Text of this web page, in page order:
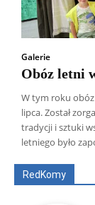
Galerie
Obóz letni
W tym roku
lipca. Został
tradycji i sztuki
letniego było
RedKomy